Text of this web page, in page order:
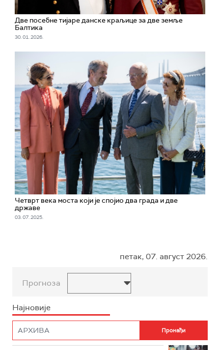
Две посебне тијаре данске краљице за две земље
Балтика
30. 01. 2026.
Четврт века моста који је спојио два града и две
државе
03. 07. 2025.
петак, 07. август 2026.
Прогноза
Најновије